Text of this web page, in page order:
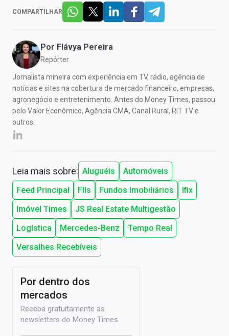
COMPARTILHAR
Por Flávya Pereira
Repórter
Jornalista mineira com experiência em TV, rádio, agência de
notícias e sites na cobertura de mercado financeiro, empresas,
agronegócio e entretenimento. Antes do Money Times, passou
pelo Valor Econômico, Agência CMA, Canal Rural, RIT TV e
outros.
Leia mais sobre: Aluguéis
Automóveis
Feed Principal
FIIs Fundos Imobiliários
Ifix
Imóvel Times
JS Real Estate Multigestão
Logística
Mercedes-Benz
Tempo Real
Versalhes Recebíveis
Por dentro dos
mercados
Receba gratuitamente as
newsletters do Money Times